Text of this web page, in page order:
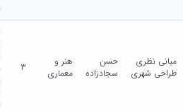
مبانی نظری
طراحی شهری
حسن
سجادزاده
هنر و
معماری
3